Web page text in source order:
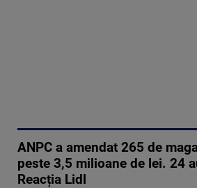
ANPC a amendat 265 de
peste 3,5 milioane de lei. 24
Reacția Lidl